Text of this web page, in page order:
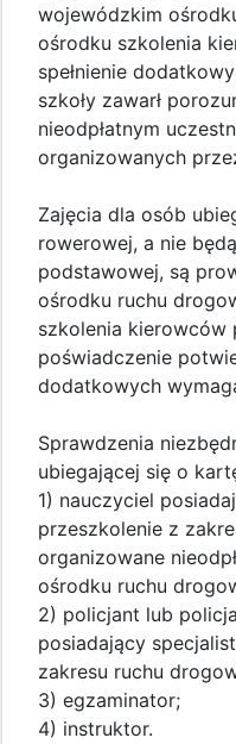
wojewódzkim
ośrodku szkolenia
spełnienie
szkoły zawarł
nieodpłatnym
organizowanych
Zajęcia dla osób
rowerowej, a nie
podstawowej, są
ośrodku ruchu
szkolenia kierowców
poświadczenie
dodatkowych
Sprawdzenia
ubiegającej się o
1) nauczyciel
przeszkolenie z
organizowane
ośrodku ruchu
2) policjant lub
posiadający
zakresu ruchu
3) egzaminator;
4) instruktor.